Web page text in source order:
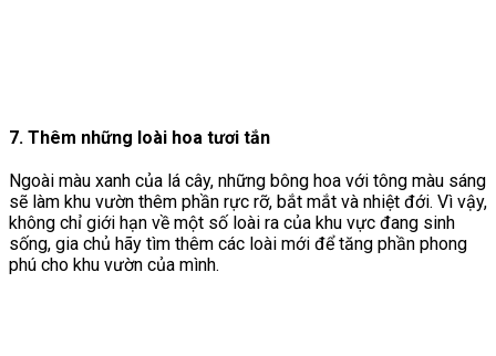
7. Thêm những loài hoa tươi tắn
Ngoài màu xanh của lá cây, những bông hoa với tông màu sáng
sẽ làm khu vườn thêm phần rực rỡ, bắt mắt và nhiệt đới. Vì vậy,
không chỉ giới hạn về một số loài ra của khu vực đang sinh
sống, gia chủ hãy tìm thêm các loài mới để tăng phần phong
phú cho khu vườn của mình.